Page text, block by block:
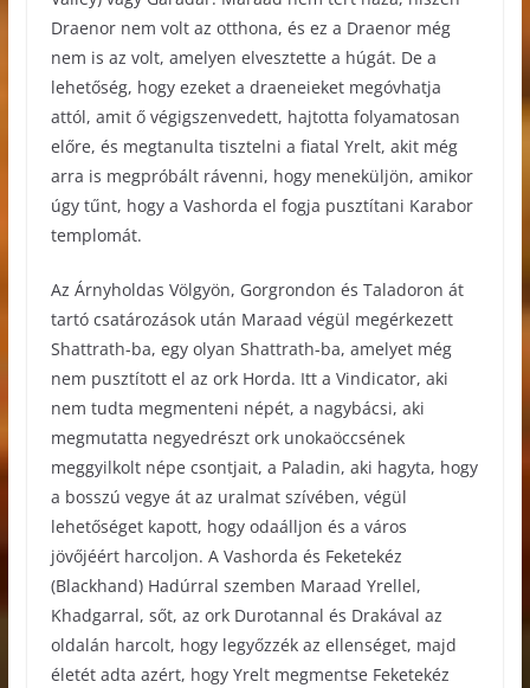
Draenor nem volt az otthona, és ez a Draenor még
nem is az volt, amelyen elvesztette a húgát. De a
lehetőség, hogy ezeket a draeneieket megóvhatja
attól, amit ő végigszenvedett, hajtotta folyamatosan
előre, és megtanulta tisztelni a fiatal Yrelt, akit még
arra is megpróbált rávenni, hogy meneküljön, amikor
úgy tűnt, hogy a Vashorda el fogja pusztítani Karabor
templomát.
Az Árnyholdas Völgyön, Gorgrondon és Taladoron át
tartó csatározások után Maraad végül megérkezett
Shattrath-ba, egy olyan Shattrath-ba, amelyet még
nem pusztított el az ork Horda. Itt a Vindicator, aki
nem tudta megmenteni népét, a nagybácsi, aki
megmutatta negyedrészt ork unokaöccsének
meggyilkolt népe csontjait, a Paladin, aki hagyta, hogy
a bosszú vegye át az uralmat szívében, végül
lehetőséget kapott, hogy odaálljon és a város
jövőjéért harcoljon. A Vashorda és Feketekéz
(Blackhand) Hadúrral szemben Maraad Yrellel,
Khadgarral, sőt, az ork Durotannal és Drakával az
oldalán harcolt, hogy legyőzzék az ellenséget, majd
életét adta azért, hogy Yrelt megmentse Feketekéz